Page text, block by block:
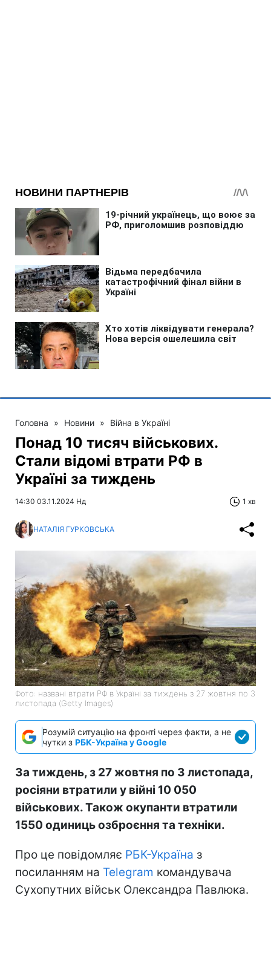
Головна » Новини » Війна в Україні
Понад 10 тисяч військових.
Стали відомі втрати РФ в
Україні за тиждень
14:30 03.11.2024 Нд 1 хв
НАТАЛІЯ ГУРКОВСЬКА
Фото: названі втрати РФ в Україні за тиждень з 27 жовтня по 3
листопада (Getty Images)
Розумій ситуацію на фронті через факти, а не
чутки з РБК-Україна у Google
За тиждень, з 27 жовтня по 3 листопада,
росіяни втратили у війні 10 050
військових. Також окупанти втратили
1550 одиниць озброєння та техніки.
Про це повідомляє РБК-Україна з
посиланням на Telegram командувача
Сухопутних військ Олександра Павлюка.